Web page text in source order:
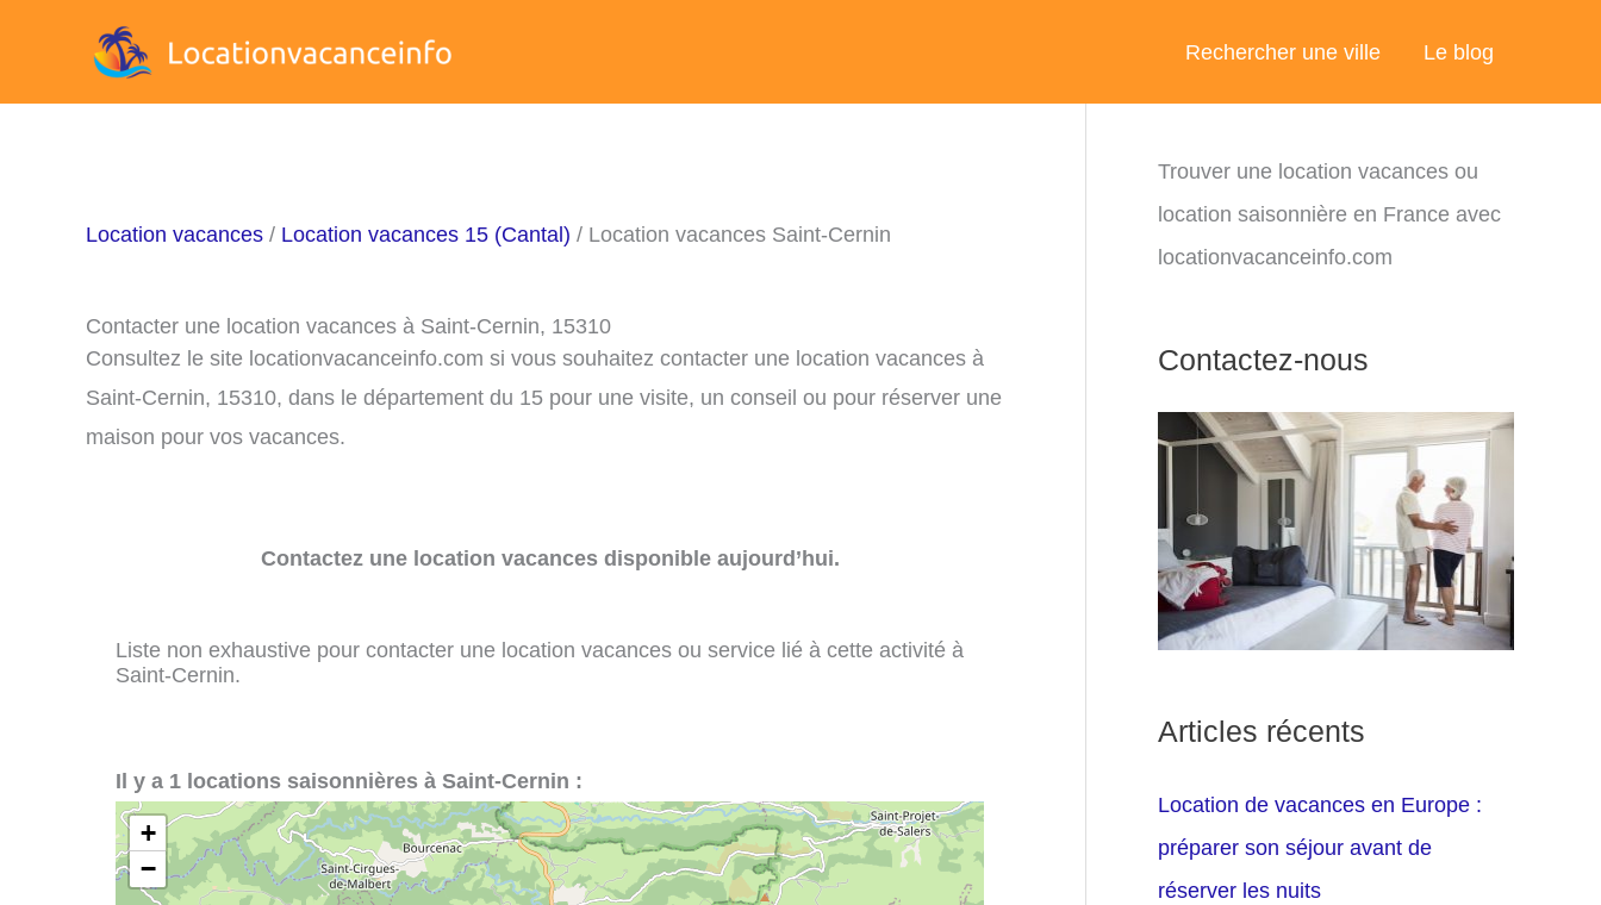
Rechercher une ville Le blog
Location vacances / Location vacances 15 (Cantal) / Location vacances Saint-Cernin
Contacter une location vacances à Saint-Cernin, 15310
Consultez le site locationvacanceinfo.com si vous souhaitez contacter une location vacances à
Saint-Cernin, 15310, dans le département du 15 pour une visite, un conseil ou pour réserver une
maison pour vos vacances.
Contactez une location vacances disponible aujourd’hui.
Liste non exhaustive pour contacter une location vacances ou service lié à cette activité à
Saint-Cernin.
Il y a 1 locations saisonnières à Saint-Cernin :
+
−
Trouver une location vacances ou
location saisonnière en France avec
locationvacanceinfo.com
Contactez-nous
Articles récents
Location de vacances en Europe :
préparer son séjour avant de
réserver les nuits